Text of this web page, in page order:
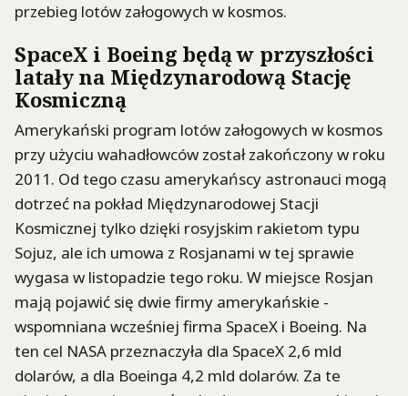
przebieg lotów załogowych w kosmos.
SpaceX i Boeing będą w przyszłości
latały na Międzynarodową Stację
Kosmiczną
Amerykański program lotów załogowych w kosmos
przy użyciu wahadłowców został zakończony w roku
2011. Od tego czasu amerykańscy astronauci mogą
dotrzeć na pokład Międzynarodowej Stacji
Kosmicznej tylko dzięki rosyjskim rakietom typu
Sojuz, ale ich umowa z Rosjanami w tej sprawie
wygasa w listopadzie tego roku. W miejsce Rosjan
mają pojawić się dwie firmy amerykańskie -
wspomniana wcześniej firma SpaceX i Boeing. Na
ten cel NASA przeznaczyła dla SpaceX 2,6 mld
dolarów, a dla Boeinga 4,2 mld dolarów. Za te